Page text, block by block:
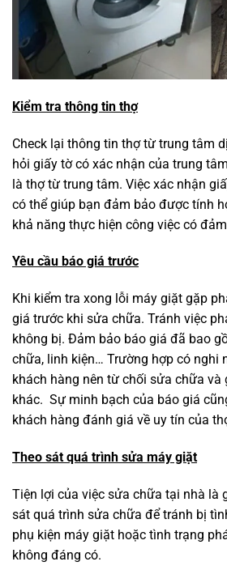
Kiểm tra thông tin thợ
Check lại thông tin thợ từ trung tâm
hỏi giấy tờ có xác nhận của trung
là thợ từ trung tâm. Việc xác nhận
có thể giúp bạn đảm bảo được tính
khả năng thực hiện công việc có
Yêu cầu báo giá trước
Khi kiểm tra xong lỗi máy giặt gặp
giá trước khi sửa chữa. Tránh việc
không bị. Đảm bảo báo giá đã bao
chữa, linh kiện… Trường hợp có nghi
khách hàng nên từ chối sửa chữa và
khác. Sự minh bạch của báo giá
khách hàng đánh giá về uy tín của
Theo sát quá trình sửa máy giặt
Tiện lợi của việc sửa chữa tại nhà là
sát quá trình sửa chữa để tránh bị
phụ kiện máy giặt hoặc tình trạng
không đáng có.